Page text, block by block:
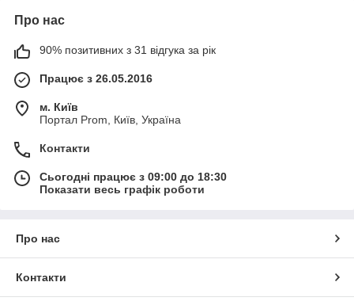
Про нас
90% позитивних з 31 відгука за рік
Працює з 26.05.2016
м. Київ
Портал Prom, Київ, Україна
Контакти
Сьогодні працює з 09:00 до 18:30
Показати весь графік роботи
Про нас
Контакти